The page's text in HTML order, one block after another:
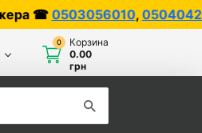
,0504042070
0
Корзина
0.00
грн